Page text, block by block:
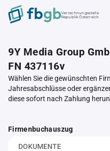
Verrechnungsstelle
Republik Österreich
9Y Media Group
FN 437116v
Wählen Sie die gewünschten
Jahresabschlüsse oder
diese sofort nach Zahlung
Firmenbuchauszug
DOKUMENTE